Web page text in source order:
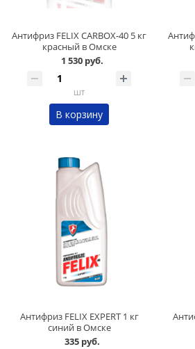
Антифриз FELIX CARBOX-40 5 кг
красный в Омске
1 530 руб.
шт
В корзину
Антифриз FELIX EXPERT 1 кг
синий в Омске
335 руб.